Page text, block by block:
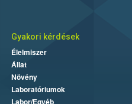
Gyakori kérdések
Élelmiszer
Állat
Növény
Laboratóriumok
Labor/Egyéb